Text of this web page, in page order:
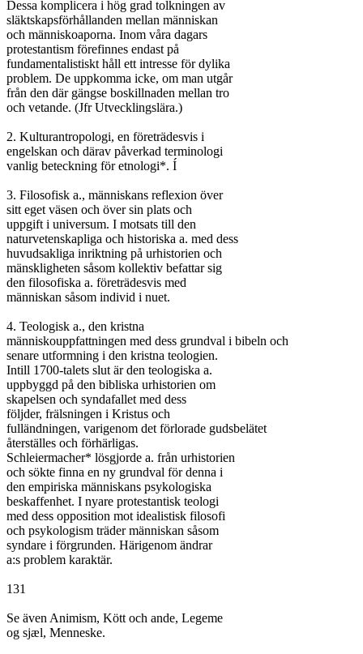
Dessa komplicera i hög grad tolkningen av
släktskapsförhållanden mellan människan
och människoaporna. Inom våra dagars
protestantism förefinnes endast på
fundamentalistiskt håll ett intresse för dylika
problem. De uppkomma icke, om man utgår
från den där gängse boskillnaden mellan tro
och vetande. (Jfr Utvecklingslära.)
2. Kulturantropologi, en företrädesvis i
engelskan och därav påverkad terminologi
vanlig beteckning för etnologi*. Í
3. Filosofisk a., människans reflexion över
sitt eget väsen och över sin plats och
uppgift i universum. I motsats till den
naturvetenskapliga och historiska a. med dess
huvudsakliga inriktning på urhistorien och
mänskligheten såsom kollektiv befattar sig
den filosofiska a. företrädesvis med
människan såsom individ i nuet.
4. Teologisk a., den kristna
människouppfattningen med dess grundval i bibeln och
senare utformning i den kristna teologien.
Intill 1700-talets slut är den teologiska a.
uppbyggd på den bibliska urhistorien om
skapelsen och syndafallet med dess
följder, frälsningen i Kristus och
fulländningen, varigenom det förlorade gudsbelätet
återställes och förhärligas.
Schleiermacher* lösgjorde a. från urhistorien
och sökte finna en ny grundval för denna i
den empiriska människans psykologiska
beskaffenhet. I nyare protestantisk teologi
med dess opposition mot idealistisk filosofi
och psykologism träder människan såsom
syndare i förgrunden. Härigenom ändrar
a:s problem karaktär.
131
Se även Animism, Kött och ande, Legeme
og sjæl, Menneske.